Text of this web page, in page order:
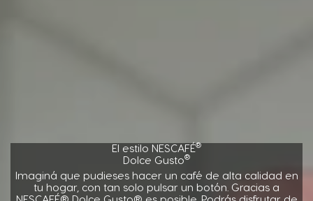
El estilo NESCAFÉ®
Dolce Gusto®
Imaginá que pudieses hacer un café de alta calidad en
tu hogar, con tan solo pulsar un botón. Gracias a